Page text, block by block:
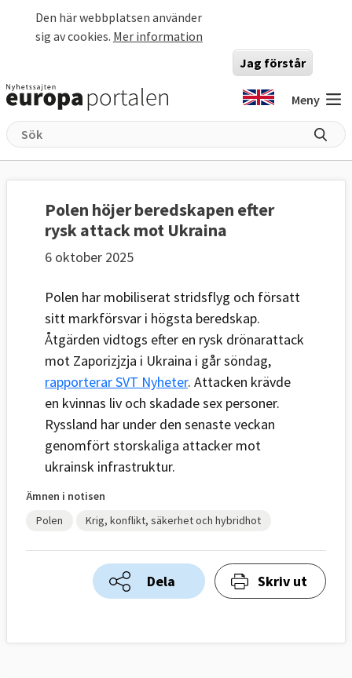
Den här webbplatsen använder
sig av cookies. Mer information
Jag förstår
Meny
Polen höjer beredskapen efter
rysk attack mot Ukraina
6 oktober 2025
Polen har mobiliserat stridsflyg och försatt
sitt markförsvar i högsta beredskap.
Åtgärden vidtogs efter en rysk drönarattack
mot Zaporizjzja i Ukraina i går söndag,
rapporterar SVT Nyheter. Attacken krävde
en kvinnas liv och skadade sex personer.
Ryssland har under den senaste veckan
genomfört storskaliga attacker mot
ukrainsk infrastruktur.
Ämnen i notisen
Polen
Krig, konflikt, säkerhet och hybridhot
Dela Skriv ut